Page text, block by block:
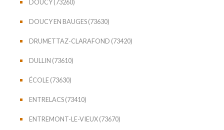
DOUCY (73260)
DOUCY EN BAUGES (73630)
DRUMETTAZ-CLARAFOND (73420)
DULLIN (73610)
ÉCOLE (73630)
ENTRELACS (73410)
ENTREMONT-LE-VIEUX (73670)